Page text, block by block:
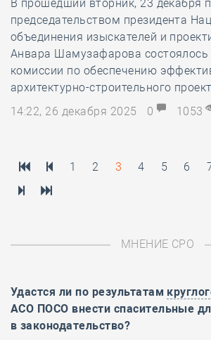
В прошедший вторник, 23 декабря
председательством президента
объединения изыскателей и
Анвара Шамузафарова состоялось
комиссии по обеспечению
архитектурно-строительного
14:22, 26 декабря 2025
0 1053
1 2 3 4 5 6
МНЕНИЕ СРО
Удастся ли по результатам
АСО ПОСО внести спасительные
в законодательство?